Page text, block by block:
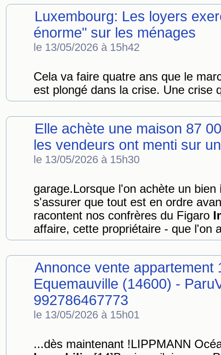
Luxembourg: Les loyers
énorme" sur les ménages
le 13/05/2026 à 15h42
Cela va faire quatre ans que le
est plongé dans la crise. Une crise
Elle achète une maison 87
les vendeurs ont menti sur
le 13/05/2026 à 15h30
garage.Lorsque l'on achète un bien
s'assurer que tout est en ordre
racontent nos confrères du Figaro
affaire, cette propriétaire - que l'on
Annonce vente appartement
Equemauville (14600) -
992786467773
le 13/05/2026 à 15h01
...dès maintenant !LIPPMANN